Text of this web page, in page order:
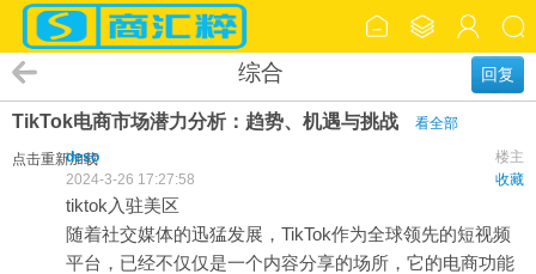
回复
综合
TikTok电商市场潜力分析：趋势、机遇与挑战 看全部
点击重新加载 楼主
deso
收藏
2024-3-26 17:27:58
tiktok入驻美区
随着社交媒体的迅猛发展，TikTok作为全球领先的短视频
平台，已经不仅仅是一个内容分享的场所，它的电商功能